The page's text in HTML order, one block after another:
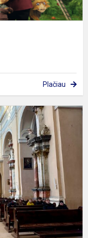
Plačiau